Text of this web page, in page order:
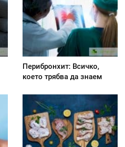
Перибронхит: Всичко,
което трябва да знаем